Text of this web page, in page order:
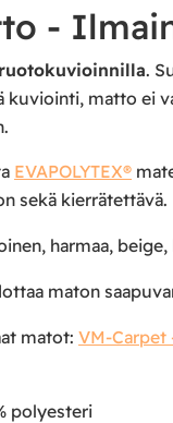
-
.
kuviointi, matto
EVAPOLYTEX®
sekä kierrätettävä.
harmaa,
maton
matot: VM-Carpet
polyesteri